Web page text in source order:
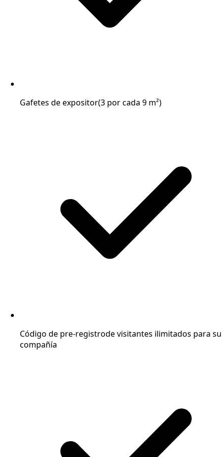
Gafetes de expositor(3 por cada 9 m²)
Código de pre-registrode visitantes ilimitados para su
compañía